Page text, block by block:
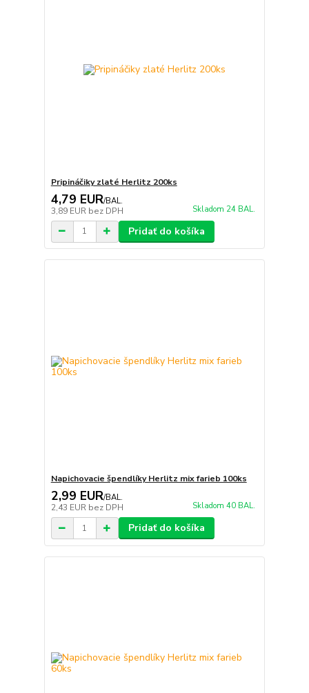
Pripináčiky zlaté Herlitz 200ks
4,79 EUR/BAL.
3,89 EUR bez DPH Skladom 24 BAL.
Pridať do košíka
Napichovacie špendlíky Herlitz mix farieb 100ks
2,99 EUR/BAL.
2,43 EUR bez DPH Skladom 40 BAL.
Pridať do košíka